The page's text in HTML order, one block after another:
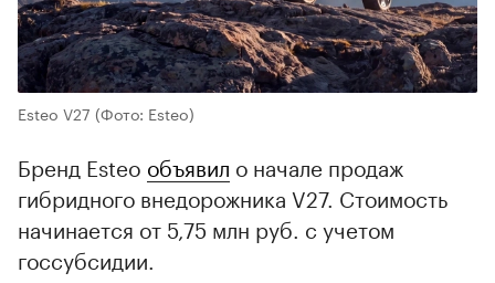
Esteo V27 (Фото: Esteo)
Бренд Esteo объявил о начале продаж
гибридного внедорожника V27. Стоимость
начинается от 5,75 млн руб. с учетом
госсубсидии.